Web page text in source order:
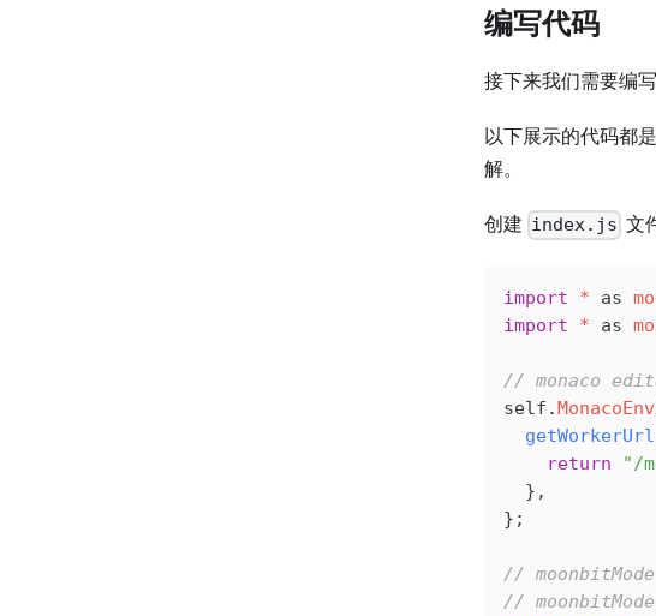
编写代码
接下来我们需要编
以下展示的代码都
解。
创建 index.js 文
import * as
import * as
// monaco
self .
  getWorkerUrl
    return
"/
  },
};
// moonbitMode
//